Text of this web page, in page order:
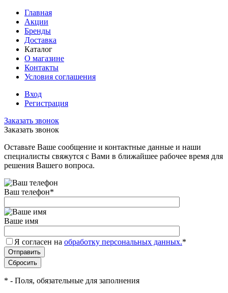
Главная
Акции
Бренды
Доставка
Каталог
О магазине
Контакты
Условия соглашения
Вход
Регистрация
Заказать звонок
Заказать звонок
Оставьте Ваше сообщение и контактные данные и наши
специалисты свяжутся с Вами в ближайшее рабочее время для
решения Вашего вопроса.
Ваш телефон*
Ваше имя
Я согласен на обработку персональных данных.*
* - Поля, обязательные для заполнения